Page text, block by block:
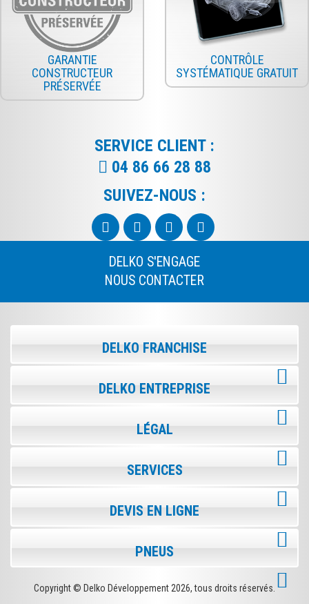
GARANTIE
CONSTRUCTEUR
PRÉSERVÉE
CONTRÔLE
SYSTÉMATIQUE GRATUIT
SERVICE CLIENT :
04 86 66 28 88
SUIVEZ-NOUS :
DELKO S'ENGAGE
NOUS CONTACTER
DELKO FRANCHISE
DELKO ENTREPRISE
LÉGAL
SERVICES
DEVIS EN LIGNE
PNEUS
Copyright © Delko Développement 2026, tous droits réservés.